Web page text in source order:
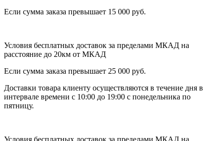
Если сумма заказа превышает 15 000 руб.
Условия бесплатных доставок за пределами МКАД на
расстояние до 20км от МКАД
Если сумма заказа превышает 25 000 руб.
Доставки товара клиенту осуществляются в течение дня в
интервале времени с 10:00 до 19:00 с понедельника по
пятницу.
Условия бесплатных доставок за пределами МКАД на